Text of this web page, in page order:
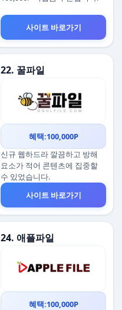
사이트 바로가기
22. 꿀파일
혜택:100,000P
신규 웹하드라 깔끔하고 방해
요소가 적어 콘텐츠에 집중할
수 있었습니다.
사이트 바로가기
24. 애플파일
혜택:100,000P